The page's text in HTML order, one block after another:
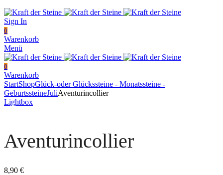
Sign In
0
Warenkorb
Menü
0
Warenkorb
StartShopGlück-oder Glückssteine - Monatssteine -
GeburtssteineJuliAventurincollier
Lightbox
Aventurincollier
8,90 €